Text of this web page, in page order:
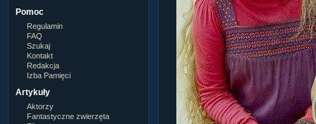
Pomoc
Regulamin
FAQ
Szukaj
Kontakt
Redakcja
Izba Pamięci
Artykuły
Aktorzy
Fantastyczne zwierzęta